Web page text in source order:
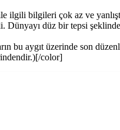
bilgileri çok az ve
düz bir tepsi
bu aygıt üzerinde son
color]